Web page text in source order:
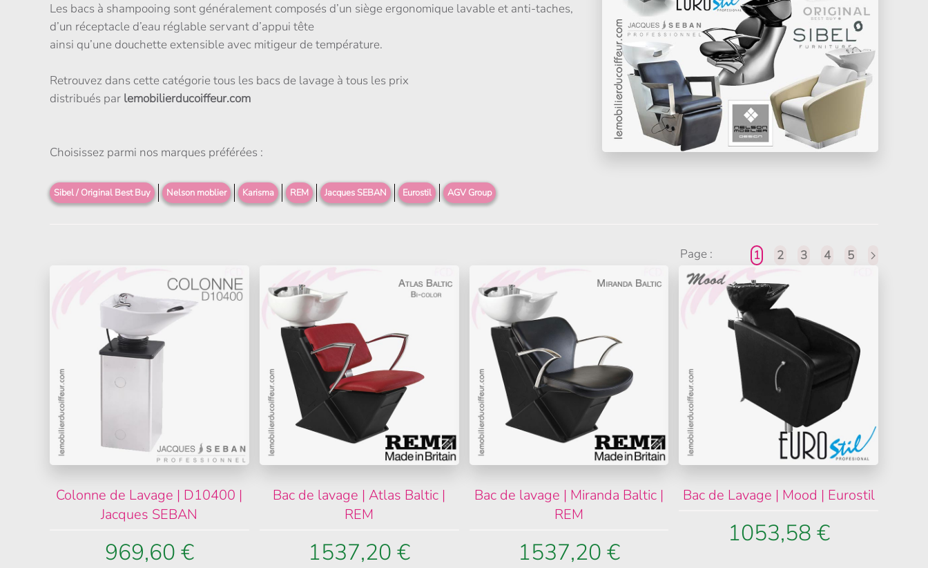
Les bacs à shampooing sont généralement composés d’un siège ergonomique lavable et anti-taches,
d’un réceptacle d’eau réglable servant d’appui tête
ainsi qu’une douchette extensible avec mitigeur de température.
Retrouvez dans cette catégorie tous les bacs de lavage à tous les prix
distribués par lemobilierducoiffeur.com
Choisissez parmi nos marques préférées :
Sibel / Original Best Buy Nelson moblier Karisma REM Jacques SEBAN Eurostil AGV Group
Page : 1 2 3 4 5
Colonne de Lavage | D10400 |
Jacques SEBAN
969,60 €
Bac de lavage | Atlas Baltic |
REM
1537,20 €
Bac de lavage | Miranda Baltic |
REM
1537,20 €
Bac de Lavage | Mood | Eurostil
1053,58 €